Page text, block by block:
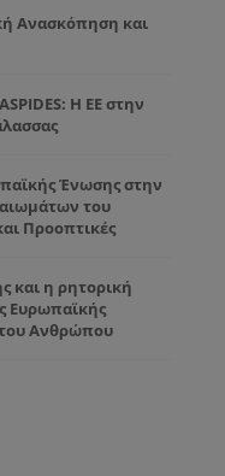
Ανασκόπηση και
Η ΕΕ στην
Ένωσης στην
του
Προοπτικές
και η ρητορική
Ευρωπαϊκής
Ανθρώπου